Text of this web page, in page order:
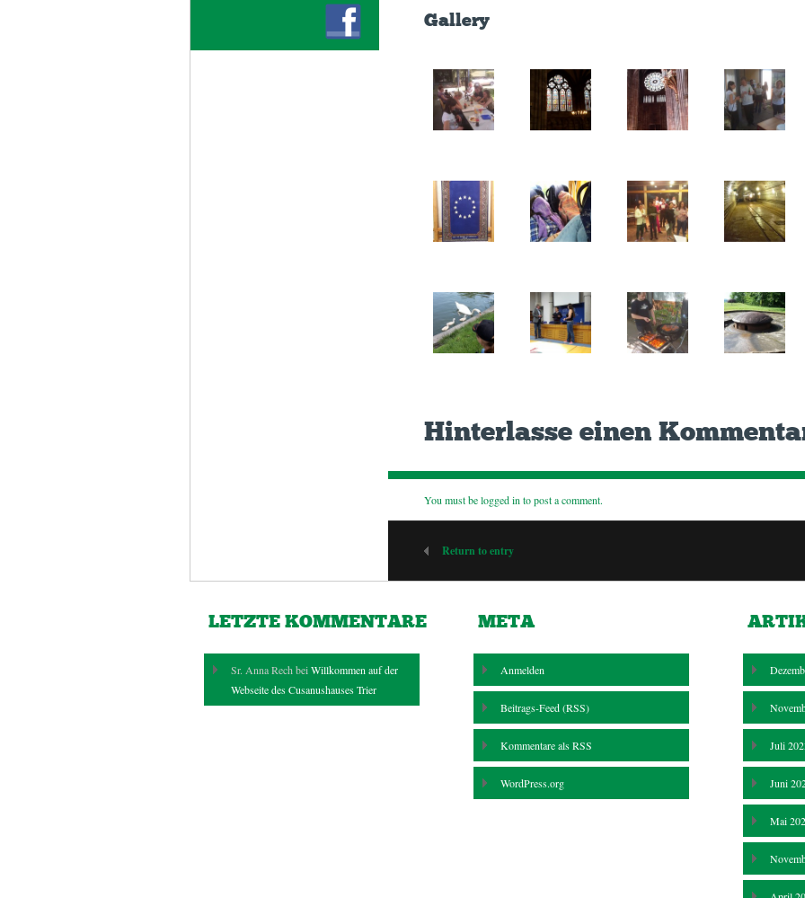
Gallery
Hinterlasse einen
You must belogged into post a comment.
Return to entry
LETZTE KOMMENTARE
Sr. Anna Rech beiWillkommen auf der
Webseite des Cusanushauses Trier
META
Anmelden
Beitrags-Feed (RSS)
Kommentare alsRSS
WordPress.org
Juli
Juni
Mai